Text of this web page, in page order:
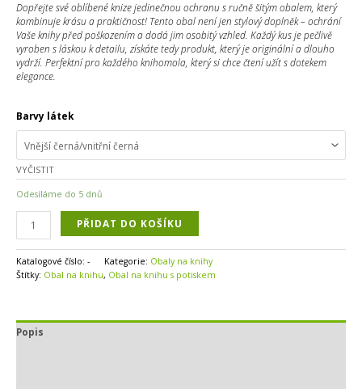
Dopřejte své oblíbené knize jedinečnou ochranu s ručně šitým obalem, který
kombinuje krásu a praktičnost! Tento obal není jen stylový doplněk – ochrání
Vaše knihy před poškozením a dodá jim osobitý vzhled. Každý kus je pečlivě
vyroben s láskou k detailu, získáte tedy produkt, který je originální a dlouho
vydrží. Perfektní pro každého knihomola, který si chce čtení užít s dotekem
elegance.
Barvy látek
VYČISTIT
Odesíláme do 5 dnů
PŘIDAT DO KOŠÍKU
Katalogové číslo: - Kategorie: Obaly na knihy
Štítky: Obal na knihu, Obal na knihu s potiskem
Popis